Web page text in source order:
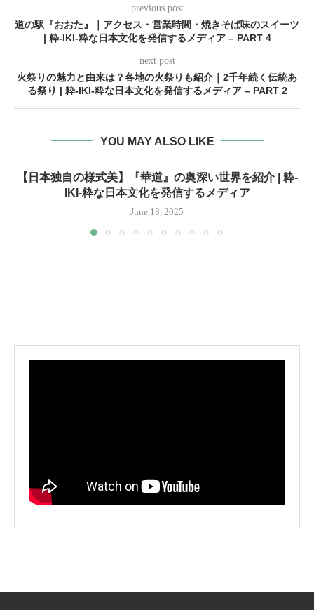
previous post
道の駅『おおた』｜アクセス・営業時間・焼きそば味のスイーツ
| 粋-IKI-粋な日本文化を発信するメディア – PART 4
next post
火祭りの魅力と由来は？各地の火祭りも紹介｜2千年続く伝統あ
る祭り | 粋-IKI-粋な日本文化を発信するメディア – PART 2
YOU MAY ALSO LIKE
【日本独自の様式美】『華道』の奥深い世界を紹介 | 粋-
IKI-粋な日本文化を発信するメディア
June 18, 2025